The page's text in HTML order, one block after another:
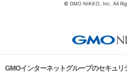
© GMO NIKKO, Inc. All
GMOインターネットグループのセキュリ